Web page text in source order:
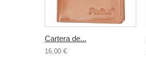
Cartera de...
16,00 €